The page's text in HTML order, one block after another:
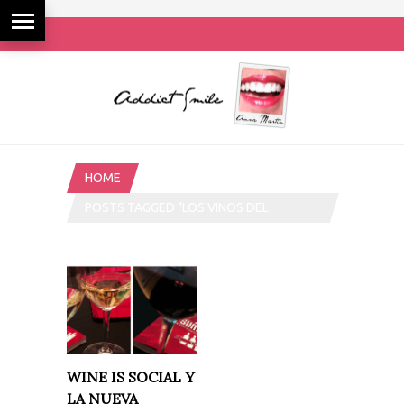
HOME
WINE IS SOCIAL Y
LA NUEVA